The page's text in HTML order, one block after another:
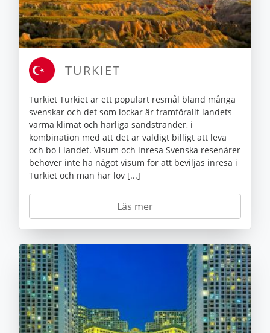
TURKIET
Turkiet Turkiet är ett populärt resmål bland många
svenskar och det som lockar är framförallt landets
varma klimat och härliga sandstränder, i
kombination med att det är väldigt billigt att leva
och bo i landet. Visum och inresa Svenska resenärer
behöver inte ha något visum för att beviljas inresa i
Turkiet och man har lov [...]
Läs mer